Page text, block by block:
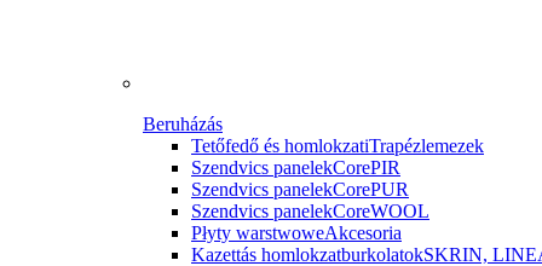
Beruházás
Tetőfedő és homlokzatiTrapézlemezek
Szendvics panelekCorePIR
Szendvics panelekCorePUR
Szendvics panelekCoreWOOL
Płyty warstwoweAkcesoria
Kazettás homlokzatburkolatokSKRIN,